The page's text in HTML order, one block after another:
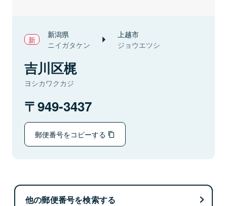
新潟県
ニイガタケン
上越市
ジョウエツシ
吉川区梶
ヨシカワクカジ
949-3437
郵便番号をコピーする
他の郵便番号を検索する